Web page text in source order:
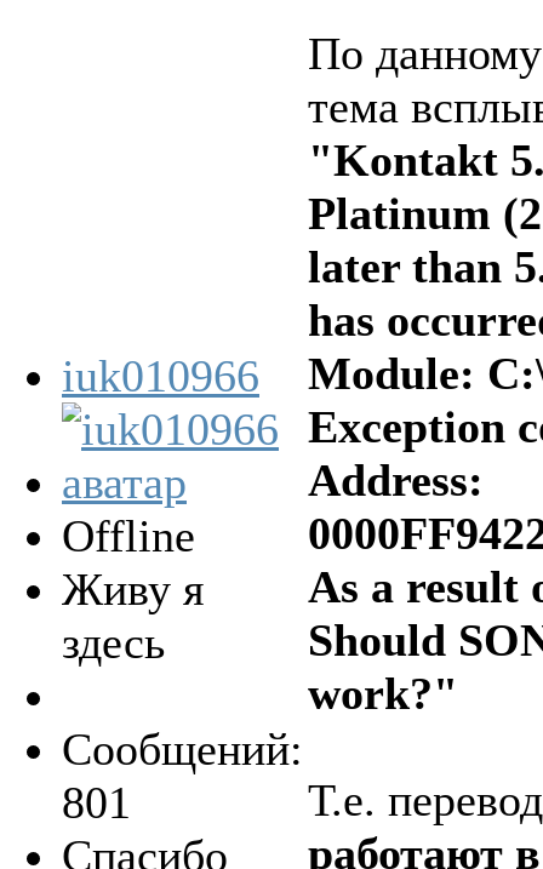
iuk010966
Offline
Живу я
здесь
Сообщений:
801
Спасибо
По
тема
"Kontakt
Platinum
later than
has
Module:
Exception
Address:
As a result
Should
work?"
Т.е.
работают